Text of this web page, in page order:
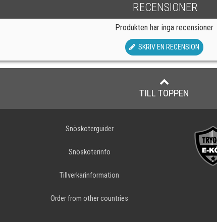
RECENSIONER
Produkten har inga recensioner
SKRIV EN RECENSION
TILL TOPPEN
Snöskoterguider
Snöskoterinfo
Tillverkarinformation
Order from other countries